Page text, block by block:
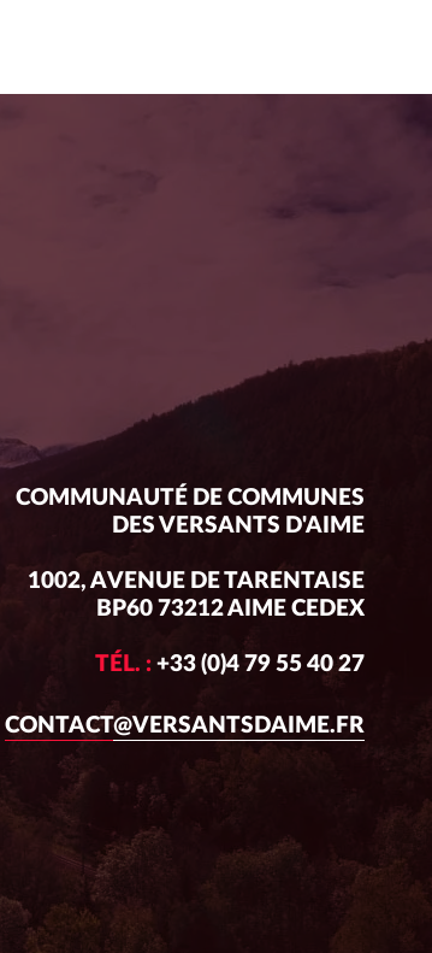
COMMUNAUTÉ DE COMMUNES
DES VERSANTS D'AIME
1002, AVENUE DE TARENTAISE
BP60 73212 AIME CEDEX
TÉL. : +33 (0)4 79 55 40 27
CONTACT@VERSANTSDAIME.FR